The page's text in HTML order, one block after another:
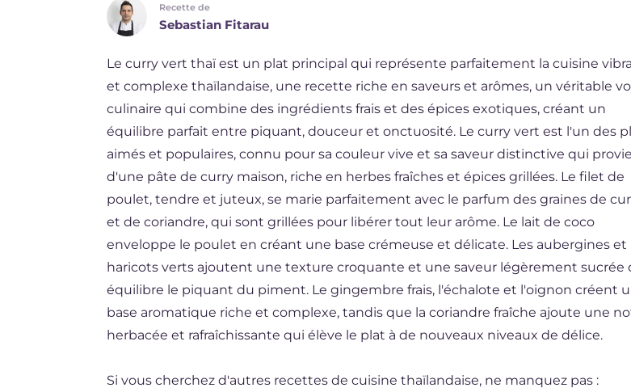
BR
NL
Recette de
Sebastian Fitarau
Le curry vert thaï est un plat principal qui représente parfaitement la cuisine
et complexe thaïlandaise, une recette riche en saveurs et arômes, un véritable
culinaire qui combine des ingrédients frais et des épices exotiques, créant un
équilibre parfait entre piquant, douceur et onctuosité. Le curry vert est l'un des
aimés et populaires, connu pour sa couleur vive et sa saveur distinctive qui
d'une pâte de curry maison, riche en herbes fraîches et épices grillées. Le filet de
poulet, tendre et juteux, se marie parfaitement avec le parfum des graines de
et de coriandre, qui sont grillées pour libérer tout leur arôme. Le lait de coco
enveloppe le poulet en créant une base crémeuse et délicate. Les aubergines et
haricots verts ajoutent une texture croquante et une saveur légèrement sucrée
équilibre le piquant du piment. Le gingembre frais, l'échalote et l'oignon créent
base aromatique riche et complexe, tandis que la coriandre fraîche ajoute une
herbacée et rafraîchissante qui élève le plat à de nouveaux niveaux de délice.
Si vous cherchez d'autres recettes de cuisine thaïlandaise, ne manquez pas :